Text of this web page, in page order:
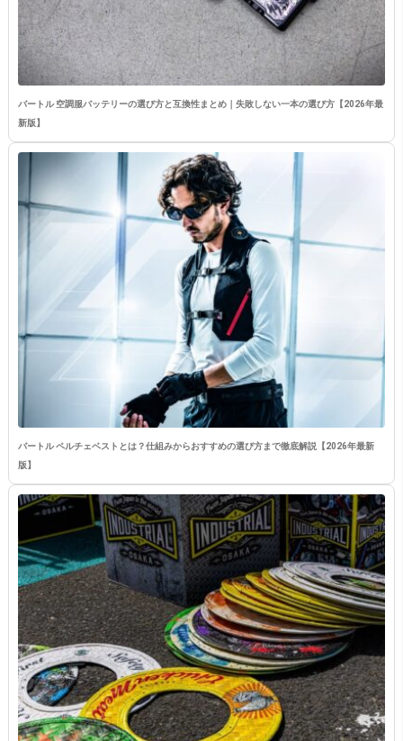
バートル 空調服バッテリーの選び方と互換性まとめ｜失敗しない一本の選び方【2026年最
新版】
バートル ペルチェベストとは？仕組みからおすすめの選び方まで徹底解説【2026年最新
版】